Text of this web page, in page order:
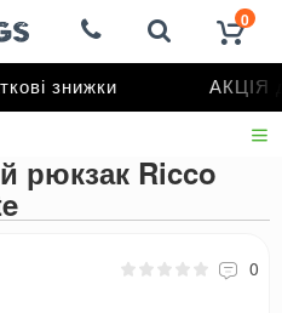
знижки АКЦІЯ
0
рюкзак Ricco
0